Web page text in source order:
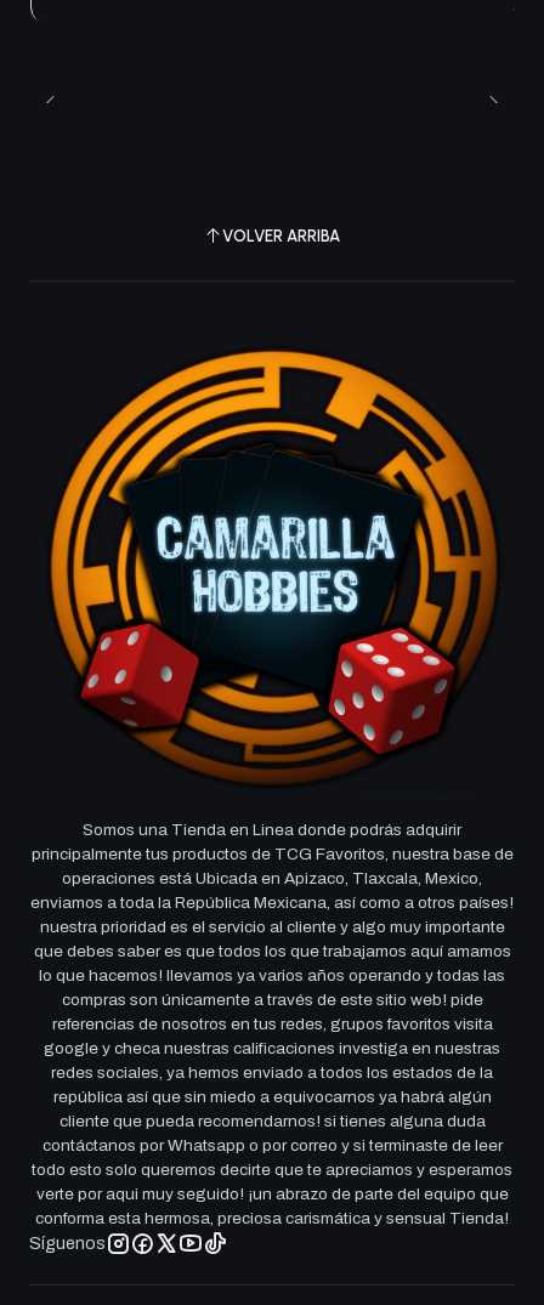
VOLVER ARRIBA
Somos una Tienda en Linea donde podrás adquirir
principalmente tus productos de TCG Favoritos, nuestra base de
operaciones está Ubicada en Apizaco, Tlaxcala, Mexico,
enviamos a toda la República Mexicana, así como a otros países!
nuestra prioridad es el servicio al cliente y algo muy importante
que debes saber es que todos los que trabajamos aquí amamos
lo que hacemos! llevamos ya varios años operando y todas las
compras son únicamente a través de este sitio web! pide
referencias de nosotros en tus redes, grupos favoritos visita
google y checa nuestras calificaciones investiga en nuestras
redes sociales, ya hemos enviado a todos los estados de la
república así que sin miedo a equivocarnos ya habrá algún
cliente que pueda recomendarnos! si tienes alguna duda
contáctanos por Whatsapp o por correo y si terminaste de leer
todo esto solo queremos decirte que te apreciamos y esperamos
verte por aqui muy seguido! ¡un abrazo de parte del equipo que
conforma esta hermosa, preciosa carismática y sensual Tienda!
Síguenos